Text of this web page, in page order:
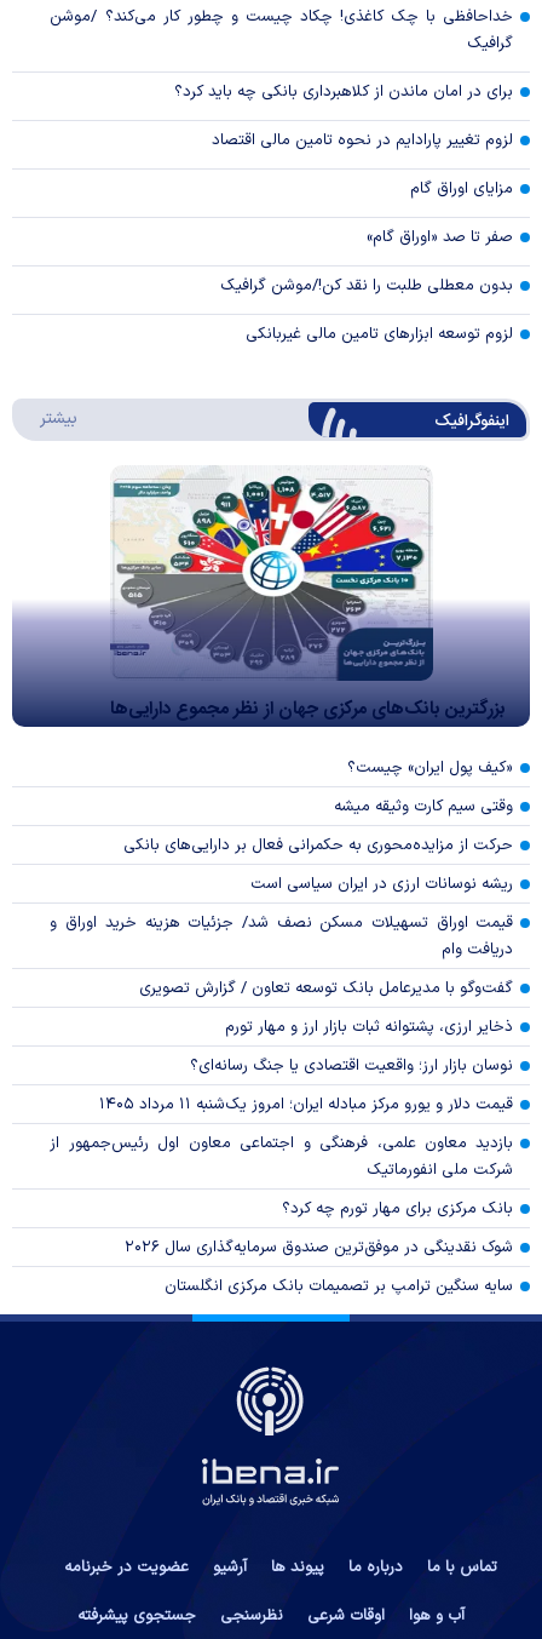
خداحافظی با چک کاغذی! چکاد چیست و چطور کار می‌کند؟ /موشن
گرافیک
برای در امان ماندن از کلاهبرداری بانکی چه باید کرد؟
لزوم تغییر پارادایم در نحوه تامین مالی اقتصاد
مزایای اوراق گام
صفر تا صد «اوراق گام»
بدون معطلی طلبت را نقد کن!/موشن گرافیک
لزوم توسعه ابزارهای تامین مالی غیربانکی
اینفوگرافیک بیشتر
بزرگترین بانک‌های مرکزی جهان از نظر مجموع دارایی‌ها
«کیف پول ایران» چیست؟
وقتی سیم کارت وثیقه میشه
حرکت از مزایده‌محوری به حکمرانی فعال بر دارایی‌های بانکی
ریشه نوسانات ارزی در ایران سیاسی است
قیمت اوراق تسهیلات مسکن نصف شد/ جزئیات هزینه خرید اوراق و
دریافت وام
گفت‌وگو با مدیرعامل بانک توسعه تعاون / گزارش تصویری
ذخایر ارزی، پشتوانه ثبات بازار ارز و مهار تورم
نوسان بازار ارز؛ واقعیت اقتصادی یا جنگ رسانه‌ای؟
قیمت دلار و یورو مرکز مبادله ایران؛ امروز یک‌شنبه ۱۱ مرداد ۱۴۰۵
بازدید معاون علمی، فرهنگی و اجتماعی معاون اول رئیس‌جمهور از
شرکت ملی انفورماتیک
بانک مرکزی برای مهار تورم چه کرد؟
شوک نقدینگی در موفق‌ترین صندوق سرمایه‌گذاری سال ۲۰۲۶
سایه سنگین ترامپ بر تصمیمات بانک مرکزی انگلستان
تماس با ما درباره ما پیوند ها آرشیو
عضویت در خبرنامه
آب و هوا
اوقات شرعی نظرسنجی جستجوی پیشرفته